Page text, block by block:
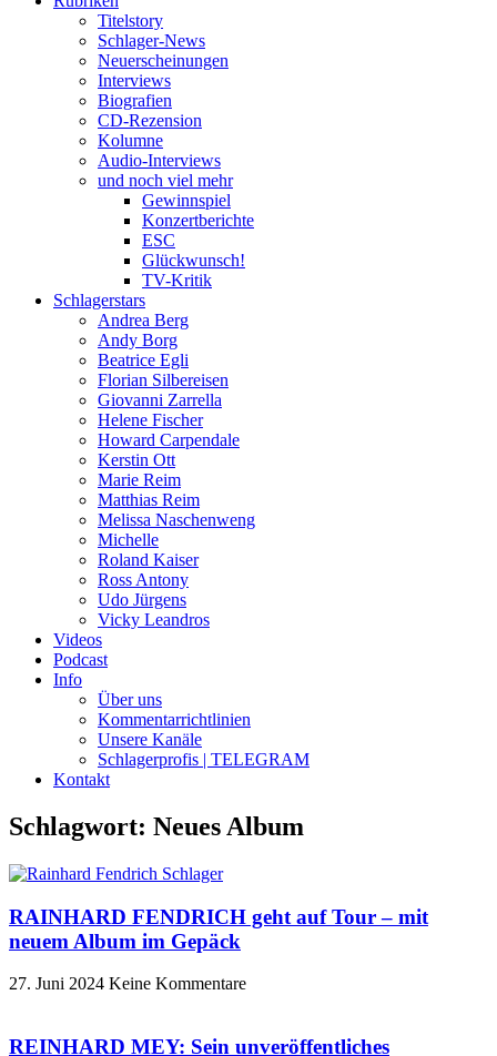
Titelstory
Schlager-News
Neuerscheinungen
Interviews
Biografien
CD-Rezension
Kolumne
Audio-Interviews
und noch viel mehr
Gewinnspiel
Konzertberichte
ESC
Glückwunsch!
TV-Kritik
Schlagerstars
Andrea Berg
Andy Borg
Beatrice Egli
Florian Silbereisen
Giovanni Zarrella
Helene Fischer
Howard Carpendale
Kerstin Ott
Marie Reim
Matthias Reim
Melissa Naschenweng
Michelle
Roland Kaiser
Ross Antony
Udo Jürgens
Vicky Leandros
Videos
Podcast
Info
Über uns
Kommentarrichtlinien
Unsere Kanäle
Schlagerprofis | TELEGRAM
Kontakt
Schlagwort: Neues Album
RAINHARD FENDRICH geht auf Tour – mit
neuem Album im Gepäck
27. Juni 2024 Keine Kommentare
REINHARD MEY: Sein unveröffentliches